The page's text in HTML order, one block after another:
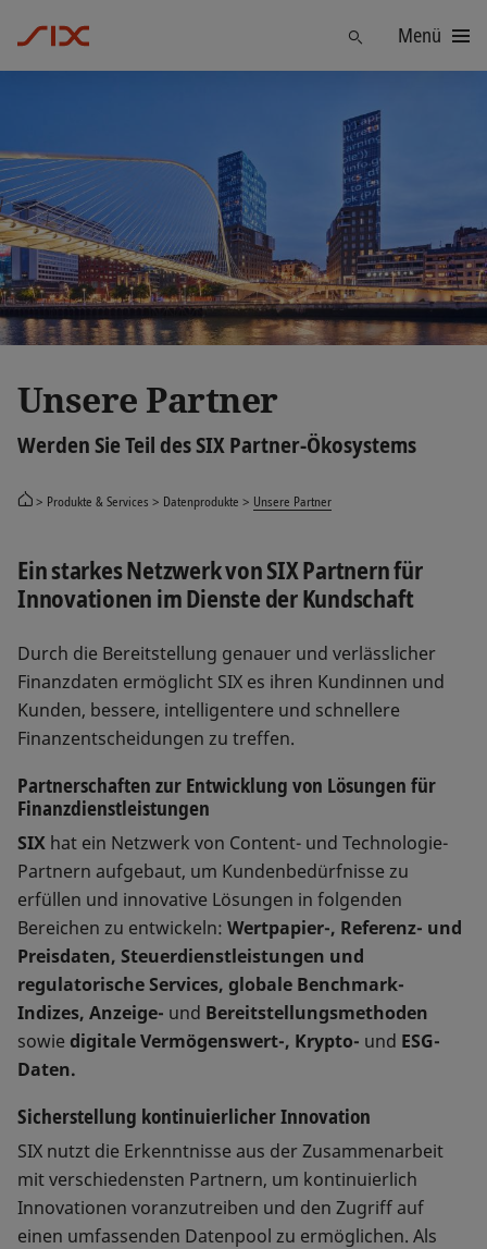
FindenMenü
Unsere Partner
Werden Sie Teil des SIX Partner-Ökosystems
Produkte & Services Datenprodukte Unsere Partner
Ein starkes Netzwerk von SIX Partnern für
Innovationen im Dienste der Kundschaft
Durch die Bereitstellung genauer und verlässlicher
Finanzdaten ermöglicht SIX es ihren Kundinnen und
Kunden, bessere, intelligentere und schnellere
Finanzentscheidungen zu treffen.
Partnerschaften zur Entwicklung von Lösungen für
Finanzdienstleistungen
SIX hat ein Netzwerk von Content- und Technologie-
Partnern aufgebaut, um Kundenbedürfnisse zu
erfüllen und innovative Lösungen in folgenden
Bereichen zu entwickeln: Wertpapier-, Referenz- und
Preisdaten, Steuerdienstleistungen und
regulatorische Services, globale Benchmark-
Indizes, Anzeige- und Bereitstellungsmethoden
sowiedigitale Vermögenswert-, Krypto- und ESG-
Daten.
Sicherstellung kontinuierlicher Innovation
SIX nutzt die Erkenntnisse aus der Zusammenarbeit
mit verschiedensten Partnern, um kontinuierlich
Innovationen voranzutreiben und den Zugriff auf
einen umfassenden Datenpool zu ermöglichen. Als